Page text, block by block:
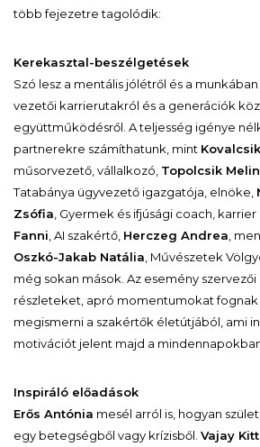
több fejezetre tagolódik:
Kerekasztal-beszélgetések
Szó lesz a mentális jólétről és a
vezetői karrierutakról és a generációk
együttműködésről. A teljesség igénye
partnerekre számíthatunk, mint
műsorvezető, vállalkozó, Topolcsik
Tatabánya ügyvezető igazgatója, elnöke,
Zsófia , Gyermek és ifjúsági coach, karrier
Fanni , AI szakértő, Herczeg Andrea ,
Oszkó-Jakab Natália , Művészetek
még sokan mások. Az esemény
részleteket, apró momentumokat fognak
megismerni a szakértők életútjából, ami
motivációt jelent majd a
Inspiráló előadások
Erős Antónia mesél arról is, hogyan
egy betegségből vagy krízisből. Vajay